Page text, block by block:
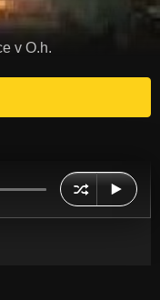
v O.h.